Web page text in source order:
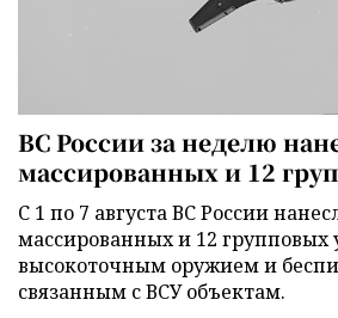
ВС России за неделю
массированных и 12
С 1 по 7 августа ВС России
массированных и 12 групповых
высокоточным оружием и
связанным с ВСУ объектам.